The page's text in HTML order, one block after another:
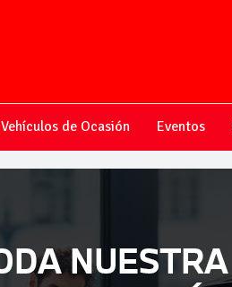
Vehículos de Ocasión Eventos